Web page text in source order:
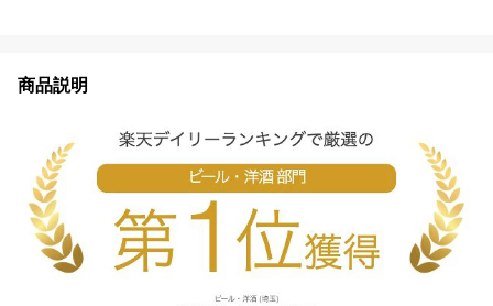
商品説明